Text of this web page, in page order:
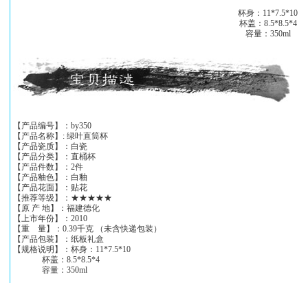
杯身：11*7.5*10
杯盖：8.5*8.5*4
容量：350ml
【产品编号】：by350
【产品名称】: 绿叶直筒杯
【产品瓷质】：白瓷
【产品分类】：直桶杯
【产品件数】：2件
【产品釉色】：白釉
【产品花面】：贴花
【推荐等级】：★★★★★
【原 产 地】：福建德化
【上市年份】：2010
【重 量】：0.39千克 （未含快递包装）
【产品包装】：纸板礼盒
【规格说明】：杯身：11*7.5*10
杯盖：8.5*8.5*4
容量：350ml